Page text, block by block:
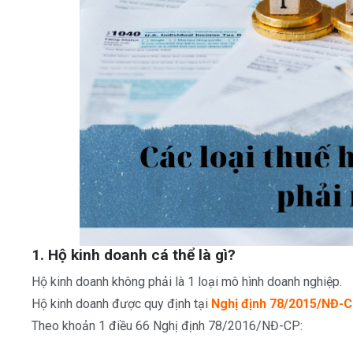
1. Hộ kinh doanh cá thể là gì?
Hộ kinh doanh không phải là 1 loại mô hình doanh nghiệp.
Hộ kinh doanh được quy định tại Nghị định 78/2015/NĐ-
Theo khoản 1 điều 66 Nghị định 78/2016/NĐ-CP: